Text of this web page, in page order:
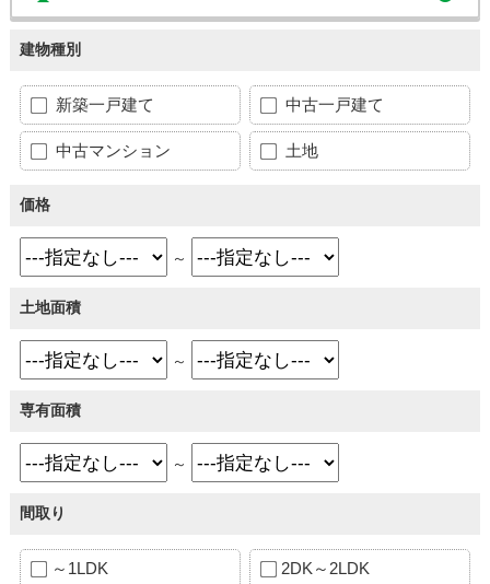
建物種別
新築一戸建て 中古一戸建て
中古マンション 土地
価格
～
土地面積
～
専有面積
～
間取り
～1LDK 2DK～2LDK